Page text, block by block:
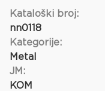
Kataloški broj:
nn0118
Kategorije:
Metal
JM:
KOM